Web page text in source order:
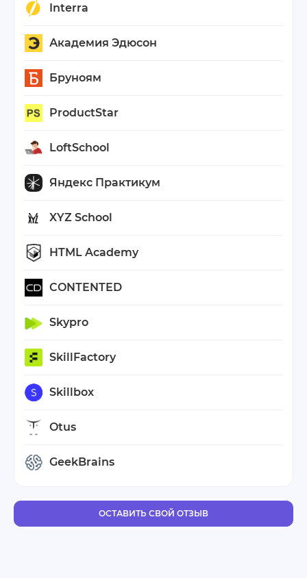
Interra
Академия Эдюсон
Бруноям
ProductStar
LoftSchool
Яндекс Практикум
XYZ School
HTML Academy
CONTENTED
Skypro
SkillFactory
Skillbox
Otus
GeekBrains
ОСТАВИТЬ СВОЙ ОТЗЫВ